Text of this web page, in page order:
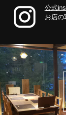
公式
お店の